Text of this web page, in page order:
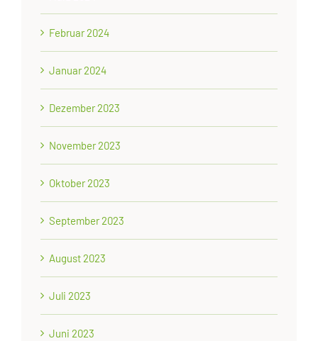
Februar 2024
Januar 2024
Dezember 2023
November 2023
Oktober 2023
September 2023
August 2023
Juli 2023
Juni 2023